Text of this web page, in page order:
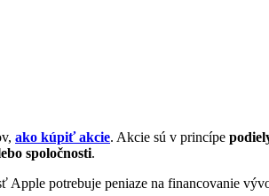
ako kúpiť akcie. Akcie sú v princípe
spoločnosti.
Apple potrebuje peniaze na financovanie